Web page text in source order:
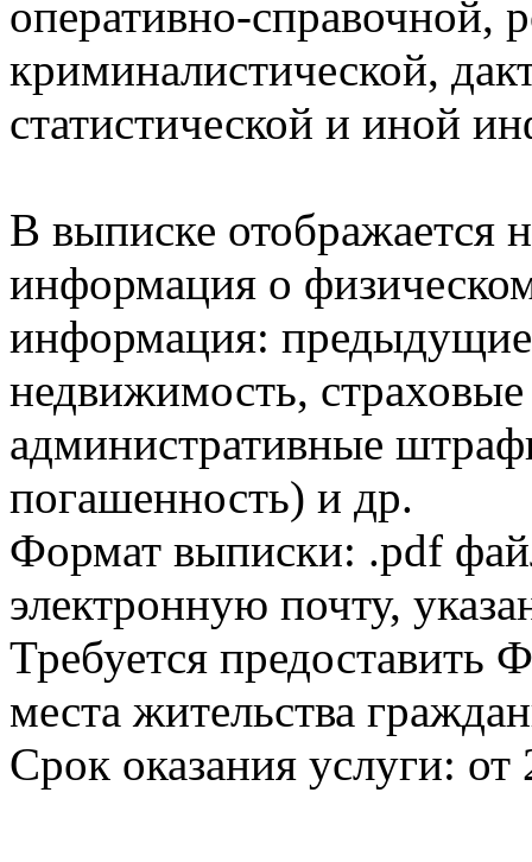
оперативно-справочной,
криминалистической,
статистической и иной
В выписке отображается
информация о
информация:
недвижимость,
административные
погашенность) и др.
Формат выписки: .pdf
электронную почту,
Требуется
места жительства
Срок оказания услуги: от